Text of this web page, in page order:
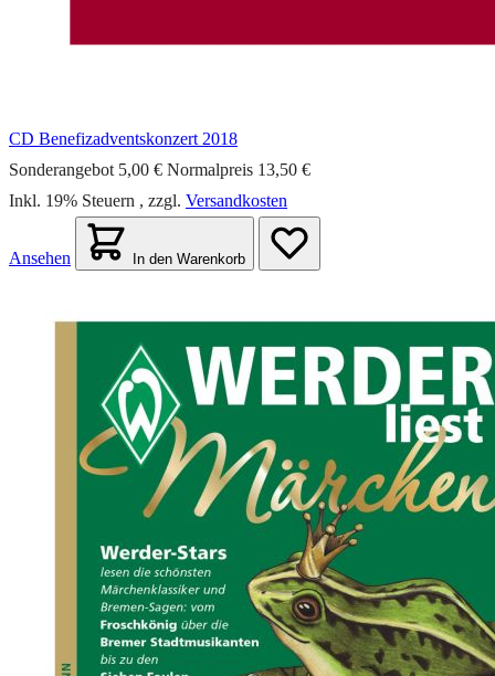
CD Benefizadventskonzert 2018
Sonderangebot 5,00 € Normalpreis 13,50 €
Inkl. 19% Steuern , zzgl. Versandkosten
Ansehen In den Warenkorb